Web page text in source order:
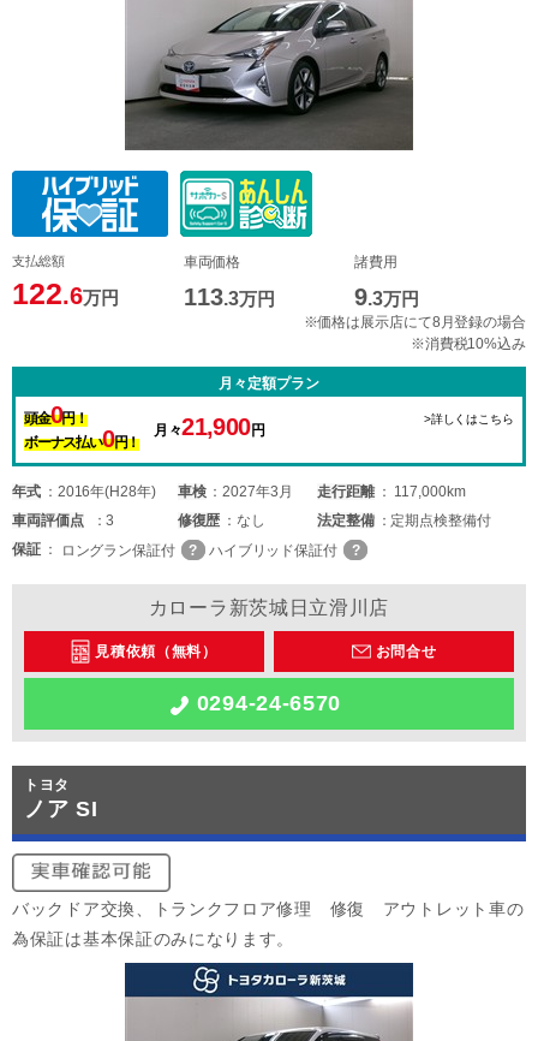
支払総額
122.6万円
車両価格
113.3万円
諸費用
9.3万円
※価格は展示店にて8月登録の場合
※消費税10%込み
月々定額プラン
頭金0円！
ボーナス払い0円！
月々21,900円
>詳しくはこちら
年式 2016年(H28年) 車検 2027年3月 走行距離
117,000km
車両評価点 3 修復歴 なし 法定整備
定期点検整備付
保証
ロングラン保証付 ハイブリッド保証付
カローラ新茨城日立滑川店
見積依頼（無料） お問合せ
0294-24-6570
トヨタ
ノア SI
バックドア交換、トランクフロア修理 修復 アウトレット車の
為保証は基本保証のみになります。